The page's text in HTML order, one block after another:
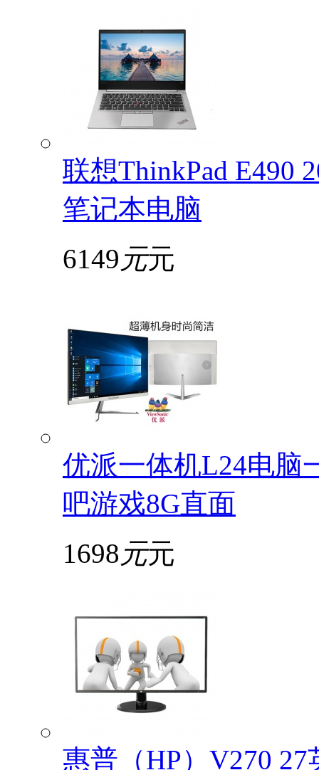
联想ThinkPad E490
笔记本电脑
6149 元元
优派一体机L24电脑
吧游戏8G直面
1698 元元
惠普（HP）V270